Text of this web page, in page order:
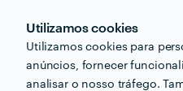
Utilizamos cookies
Utilizamos cookies para
anúncios, fornecer
analisar o nosso tráfego.